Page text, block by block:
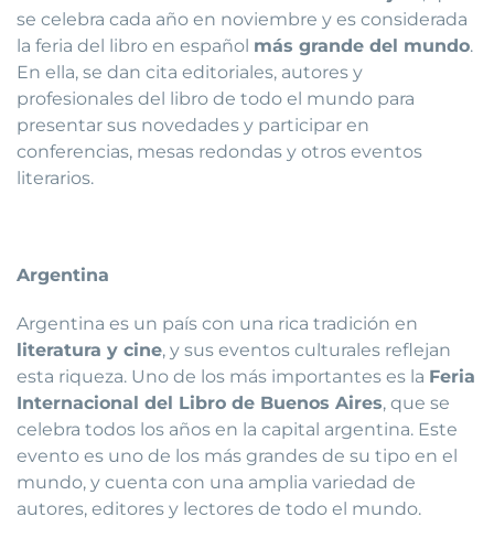
se celebra cada año en noviembre y es considerada
la feria del libro en español más grande del mundo.
En ella, se dan cita editoriales, autores y
profesionales del libro de todo el mundo para
presentar sus novedades y participar en
conferencias, mesas redondas y otros eventos
literarios.
Argentina
Argentina es un país con una rica tradición en
literatura y cine, y sus eventos culturales reflejan
esta riqueza. Uno de los más importantes es la Feria
Internacional del Libro de Buenos Aires, que se
celebra todos los años en la capital argentina. Este
evento es uno de los más grandes de su tipo en el
mundo, y cuenta con una amplia variedad de
autores, editores y lectores de todo el mundo.